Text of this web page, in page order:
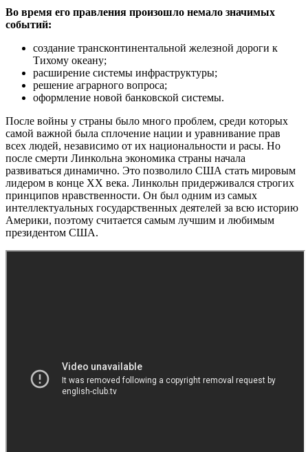
Во время его правления произошло немало значимых
событий:
создание трансконтинентальной железной дороги к
Тихому океану;
расширение системы инфраструктуры;
решение аграрного вопроса;
оформление новой банковской системы.
После войны у страны было много проблем, среди которых
самой важной была сплочение нации и уравнивание прав
всех людей, независимо от их национальности и расы. Но
после смерти Линкольна экономика страны начала
развиваться динамично. Это позволило США стать мировым
лидером в конце XX века. Линкольн придерживался строгих
принципов нравственности. Он был одним из самых
интеллектуальных государственных деятелей за всю историю
Америки, поэтому считается самым лучшим и любимым
президентом США.